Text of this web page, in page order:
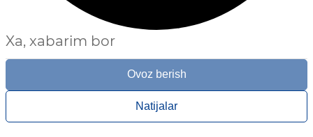
Xa, xabarim bor
Ovoz berish
Natijalar